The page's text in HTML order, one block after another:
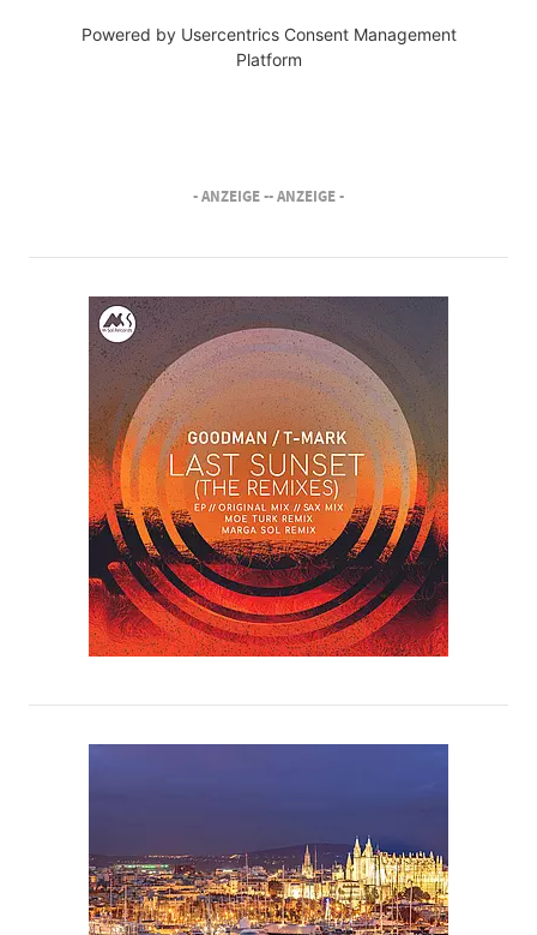
Powered by Usercentrics Consent Management
Platform
- ANZEIGE -- ANZEIGE -